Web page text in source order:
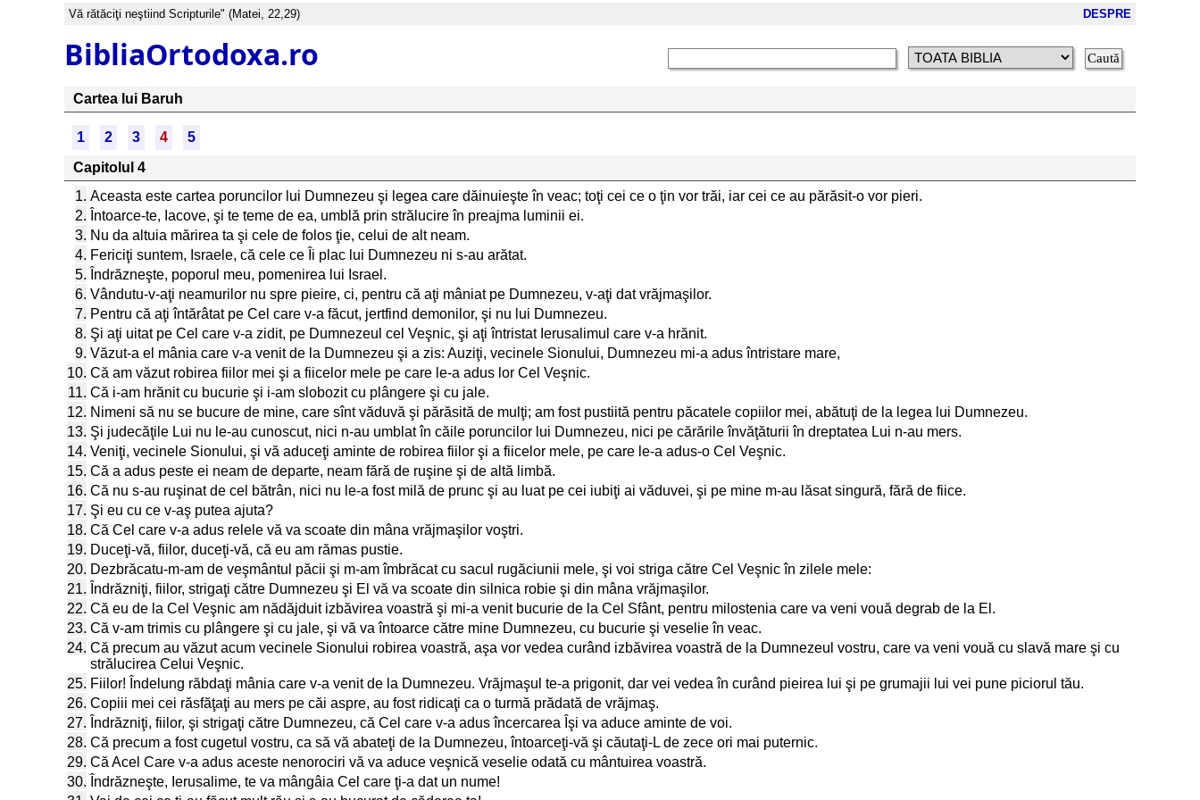
Vă rătăciţi neştiind Scripturile" (Matei, 22,29) DESPRE
BibliaOrtodoxa.ro
Cartea lui Baruh
1 2 3 4
5
Capitolul 4
1. Aceasta este cartea poruncilor lui Dumnezeu şi legea care dăinuieşte în veac; toţi cei ce o ţin vor trăi, iar cei ce au părăsit-o vor pieri.
2. Întoarce-te, Iacove, şi te teme de ea, umblă prin strălucire în preajma luminii ei.
3. Nu da altuia mărirea ta şi cele de folos ţie, celui de alt neam.
4. Fericiţi suntem, Israele, că cele ce Îi plac lui Dumnezeu ni s-au arătat.
5. Îndrăzneşte, poporul meu, pomenirea lui Israel.
6. Vândutu-v-aţi neamurilor nu spre pieire, ci, pentru că aţi mâniat pe Dumnezeu, v-aţi dat vrăjmaşilor.
7. Pentru că aţi întărâtat pe Cel care v-a făcut, jertfind demonilor, şi nu lui Dumnezeu.
8. Şi aţi uitat pe Cel care v-a zidit, pe Dumnezeul cel Veşnic, şi aţi întristat Ierusalimul care v-a hrănit.
9. Văzut-a el mânia care v-a venit de la Dumnezeu şi a zis: Auziţi, vecinele Sionului, Dumnezeu mi-a adus întristare mare,
10. Că am văzut robirea fiilor mei şi a fiicelor mele pe care le-a adus lor Cel Veşnic.
11. Că i-am hrănit cu bucurie şi i-am slobozit cu plângere şi cu jale.
12. Nimeni să nu se bucure de mine, care sînt văduvă şi părăsită de mulţi; am fost pustiită pentru păcatele copiilor mei, abătuţi de la legea lui Dumnezeu.
13. Şi judecăţile Lui nu le-au cunoscut, nici n-au umblat în căile poruncilor lui Dumnezeu, nici pe cărările învăţăturii în dreptatea Lui n-au mers.
14. Veniţi, vecinele Sionului, şi vă aduceţi aminte de robirea fiilor şi a fiicelor mele, pe care le-a adus-o Cel Veşnic.
15. Că a adus peste ei neam de departe, neam fără de ruşine şi de altă limbă.
16. Că nu s-au ruşinat de cel bătrân, nici nu le-a fost milă de prunc şi au luat pe cei iubiţi ai văduvei, şi pe mine m-au lăsat singură, fără de fiice.
17. Şi eu cu ce v-aş putea ajuta?
18. Că Cel care v-a adus relele vă va scoate din mâna vrăjmaşilor voştri.
19. Duceţi-vă, fiilor, duceţi-vă, că eu am rămas pustie.
20. Dezbrăcatu-m-am de veşmântul păcii şi m-am îmbrăcat cu sacul rugăciunii mele, şi voi striga către Cel Veşnic în zilele mele:
21. Îndrăzniţi, fiilor, strigaţi către Dumnezeu şi El vă va scoate din silnica robie şi din mâna vrăjmaşilor.
22. Că eu de la Cel Veşnic am nădăjduit izbăvirea voastră şi mi-a venit bucurie de la Cel Sfânt, pentru milostenia care va veni vouă degrab de la El.
23. Că v-am trimis cu plângere şi cu jale, şi vă va întoarce către mine Dumnezeu, cu bucurie şi veselie în veac.
24. Că precum au văzut acum vecinele Sionului robirea voastră, aşa vor vedea curând izbăvirea voastră de la Dumnezeul vostru, care va veni vouă cu slavă mare şi cu
strălucirea Celui Veşnic.
25. Fiilor! Îndelung răbdaţi mânia care v-a venit de la Dumnezeu. Vrăjmaşul te-a prigonit, dar vei vedea în curând pieirea lui şi pe grumajii lui vei pune piciorul tău.
26. Copiii mei cei răsfăţaţi au mers pe căi aspre, au fost ridicaţi ca o turmă prădată de vrăjmaş.
27. Îndrăzniţi, fiilor, şi strigaţi către Dumnezeu, că Cel care v-a adus încercarea Îşi va aduce aminte de voi.
28. Că precum a fost cugetul vostru, ca să vă abateţi de la Dumnezeu, întoarceţi-vă şi căutaţi-L de zece ori mai puternic.
29. Că Acel Care v-a adus aceste nenorociri vă va aduce veşnică veselie odată cu mântuirea voastră.
30. Îndrăzneşte, Ierusalime, te va mângâia Cel care ţi-a dat un nume!